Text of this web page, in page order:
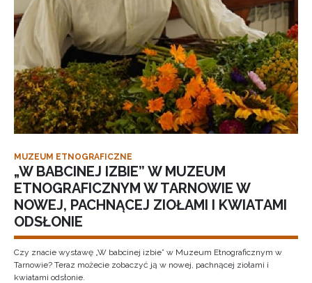
MUZEUM ETNOGRAFICZNE
„W BABCINEJ IZBIE” W MUZEUM
ETNOGRAFICZNYM W TARNOWIE W
NOWEJ, PACHNĄCEJ ZIOŁAMI I KWIATAMI
ODSŁONIE
Czy znacie wystawę „W babcinej izbie” w Muzeum Etnograficznym w
Tarnowie? Teraz możecie zobaczyć ją w nowej, pachnącej ziołami i
kwiatami odsłonie.